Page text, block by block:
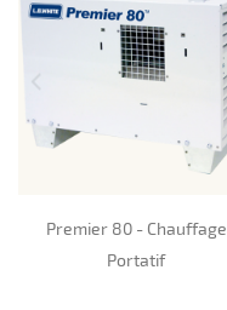
Premier 80 - Chauffage
Portatif